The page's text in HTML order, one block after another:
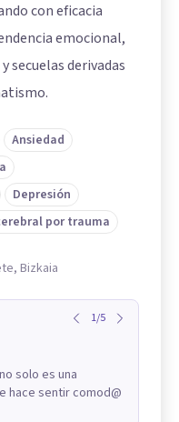
con eficacia
emocional,
secuelas derivadas
Ansiedad
Depresión
por trauma
Bizkaia
1/5
solo es una
hace sentir comod@